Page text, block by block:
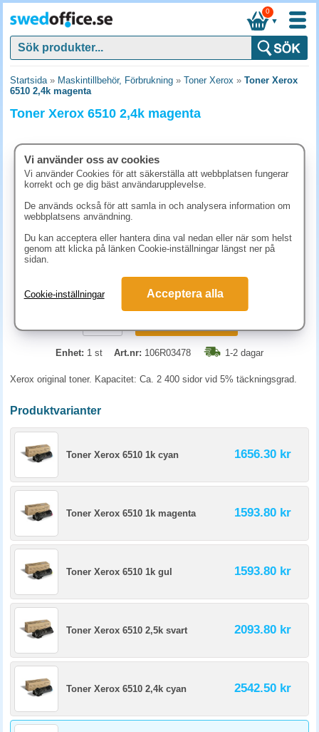
▼
0
Startsida» Maskintillbehör, Förbrukning » Toner Xerox » Toner Xerox
6510 2,4k magenta
Toner Xerox 6510 2,4k magenta
2543.80 kr (inkl. moms)
Enhet: 1 st Art.nr: 106R03478 1-2 dagar
Xerox original toner. Kapacitet: Ca. 2 400 sidor vid 5% täckningsgrad.
Produktvarianter
Toner Xerox 6510 1k cyan 1656.30 kr
Toner Xerox 6510 1k magenta 1593.80 kr
Toner Xerox 6510 1k gul 1593.80 kr
Toner Xerox 6510 2,5k svart 2093.80 kr
Toner Xerox 6510 2,4k cyan 2542.50 kr
Vi använder oss av cookies
Vi använder Cookies för att säkerställa att webbplatsen fungerar
korrekt och ge dig bäst användarupplevelse.
De används också för att samla in och analysera information om
webbplatsens användning.
Du kan acceptera eller hantera dina val nedan eller när som helst
genom att klicka på länken Cookie-inställningar längst ner på
sidan.
Cookie-inställningar Acceptera alla